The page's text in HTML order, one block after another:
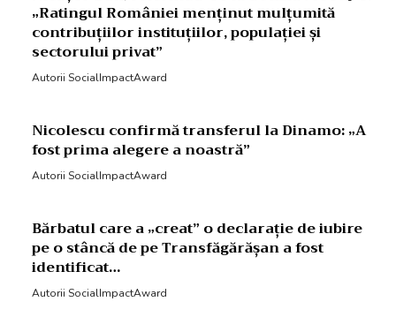
„Ratingul României menținut mulțumită
contribuțiilor instituțiilor, populației și
sectorului privat”
Autorii SocialImpactAward
Nicolescu confirmă transferul la Dinamo: „A
fost prima alegere a noastră”
Autorii SocialImpactAward
Bărbatul care a „creat” o declarație de iubire
pe o stâncă de pe Transfăgărășan a fost
identificat…
Autorii SocialImpactAward